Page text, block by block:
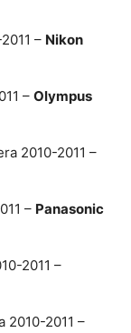
– Nikon
– Olympus
2010-2011 –
– Panasonic
2011 –
2010-2011 –